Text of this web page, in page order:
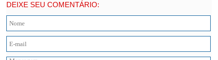
DEIXE SEU COMENTÁRIO: